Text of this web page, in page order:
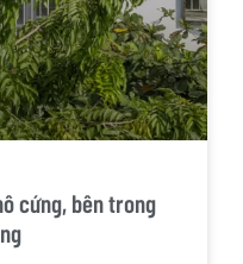
cứng, bên trong